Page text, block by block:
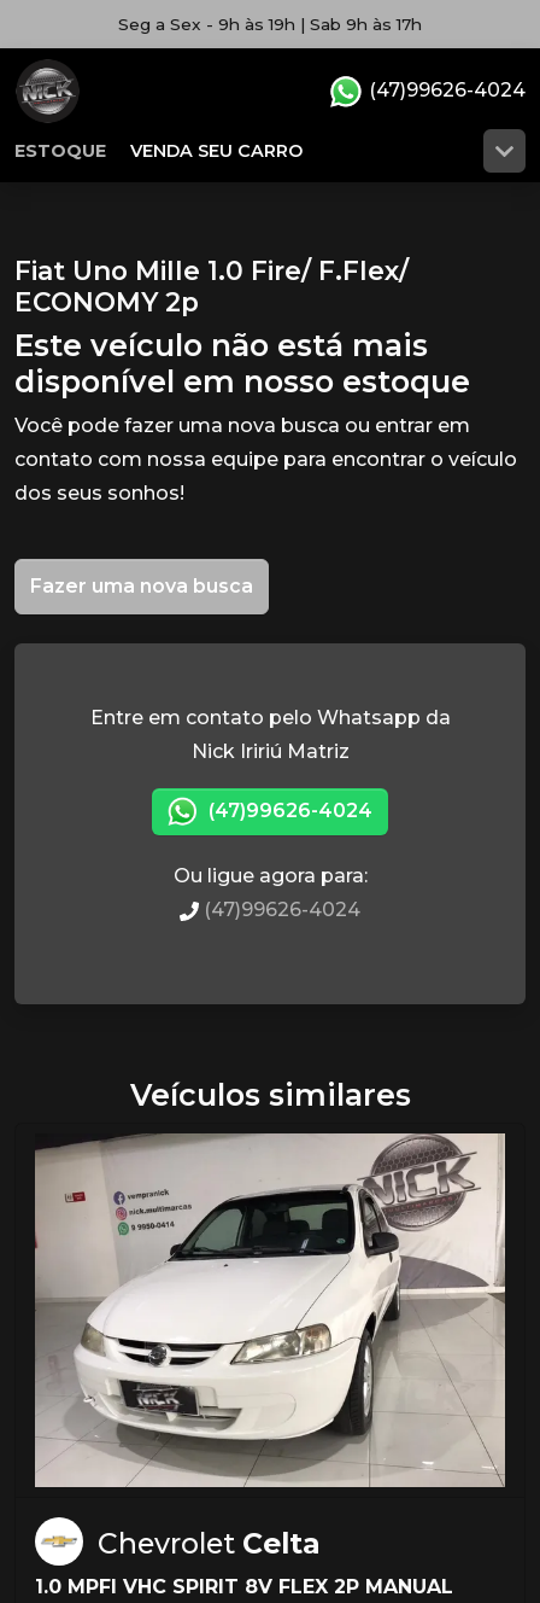
Seg a Sex - 9h às 19h | Sab 9h às 17h
ESTOQUE VENDA SEU CARRO
(47)99626-4024
Fiat Uno Mille 1.0 Fire/ F.Flex/
ECONOMY 2p
Este veículo não está mais
disponível em nosso estoque
Você pode fazer uma nova busca ou entrar em
contato com nossa equipe para encontrar o veículo
dos seus sonhos!
Fazer uma nova busca
Entre em contato pelo Whatsapp da
Nick Iririú Matriz
(47)99626-4024
Ou ligue agora para:
(47)99626-4024
Veículos similares
Chevrolet Celta
1.0 MPFI VHC SPIRIT 8V FLEX 2P MANUAL